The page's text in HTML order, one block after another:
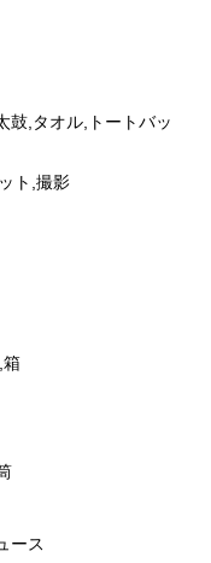
鼓,タオル,トートバッ
ト,撮影
箱
ース